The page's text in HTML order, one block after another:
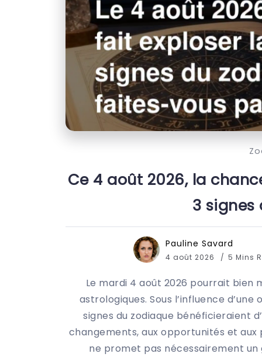
Ce 4 août 2026, la
3 signes
Pauline Savard
4 août 2026 5 Mins
Le mardi 4 août 2026 pourrait bien
astrologiques. Sous l’influence
signes du zodiaque bénéficieraient
changements, aux opportunités et
ne promet pas nécessairement un